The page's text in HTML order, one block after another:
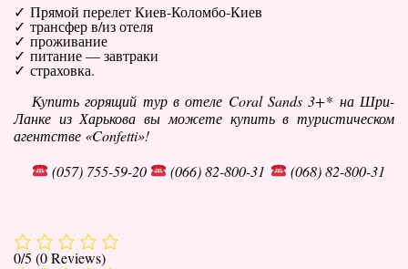
Прямой перелет Киев-Коломбо-Киев
трансфер в/из отеля
проживание
питание — завтраки
страховка.
Купить горящий тур в отеле Coral Sands 3+* на Шри-
Ланке из Харькова вы можете купить в туристическом
агентстве «Confetti»!
(057) 755-59-20
(066) 82-800-31 (068) 82-800-31
0/5 (0 Reviews)